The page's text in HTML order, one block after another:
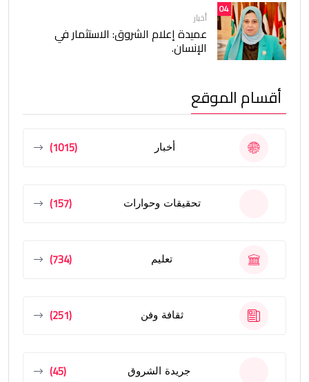
04
أخبار
عميدة إعلام الشروق: الاستثمار في
الإنسان.
أقسام الموقع
أخبار (1015)
تحقيقات وحوارات (157)
تعليم (734)
ثقافة وفن (251)
جريدة الشروق (45)